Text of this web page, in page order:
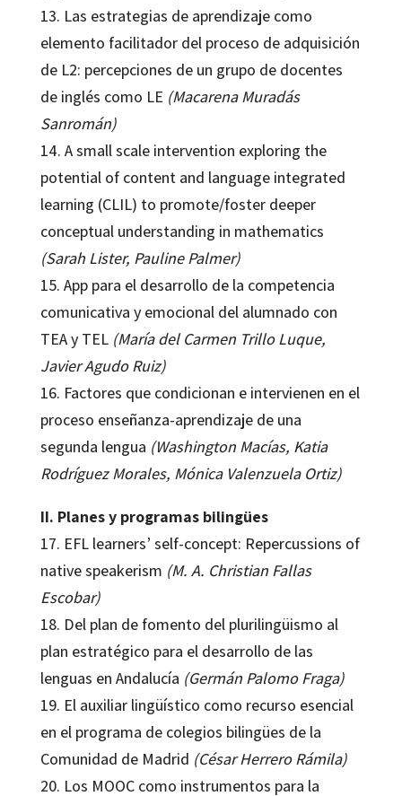
13. Las estrategias de aprendizaje como
elemento facilitador del proceso de adquisición
de L2: percepciones de un grupo de docentes
de inglés como LE (Macarena Muradás
Sanromán)
14. A small scale intervention exploring the
potential of content and language integrated
learning (CLIL) to promote/foster deeper
conceptual understanding in mathematics
(Sarah Lister, Pauline Palmer)
15. App para el desarrollo de la competencia
comunicativa y emocional del alumnado con
TEA y TEL (María del Carmen Trillo Luque,
Javier Agudo Ruiz)
16. Factores que condicionan e intervienen en el
proceso enseñanza-aprendizaje de una
segunda lengua (Washington Macías, Katia
Rodríguez Morales, Mónica Valenzuela Ortiz)
II. Planes y programas bilingües
17. EFL learners’ self-concept: Repercussions of
native speakerism (M. A. Christian Fallas
Escobar)
18. Del plan de fomento del plurilingüismo al
plan estratégico para el desarrollo de las
lenguas en Andalucía (Germán Palomo Fraga)
19. El auxiliar lingüístico como recurso esencial
en el programa de colegios bilingües de la
Comunidad de Madrid (César Herrero Rámila)
20. Los MOOC como instrumentos para la